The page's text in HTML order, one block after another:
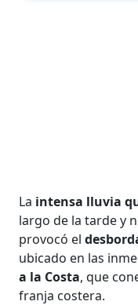
La intensa lluvia
largo de la tarde y
provocó el
ubicado en las
a la Costa, que
franja costera.